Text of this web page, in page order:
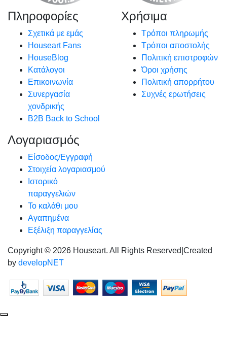
Πληροφορίες
Σχετικά με εμάς
Houseart Fans
HouseBlog
Κατάλογοι
Επικοινωνία
Συνεργασία
χονδρικής
B2B Back to School
Χρήσιμα
Τρόποι πληρωμής
Τρόποι αποστολής
Πολιτική επιστροφών
Όροι χρήσης
Πολιτική απορρήτου
Συχνές ερωτήσεις
Λογαριασμός
Είσοδος/Εγγραφή
Στοιχεία λογαριασμού
Ιστορικό
παραγγελιών
Το καλάθι μου
Αγαπημένα
Εξέλιξη παραγγελίας
Copyright © 2026 Houseart. All Rights Reserved Created
by developNET